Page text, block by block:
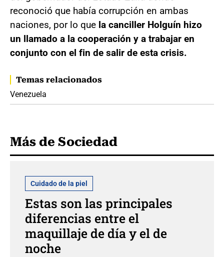
reconoció que había corrupción en ambas
naciones, por lo que la canciller Holguín hizo
un llamado a la cooperación y a trabajar en
conjunto con el fin de salir de esta crisis.
Temas relacionados
Venezuela
Más de Sociedad
Cuidado de la piel
Estas son las principales
diferencias entre el
maquillaje de día y el de
noche